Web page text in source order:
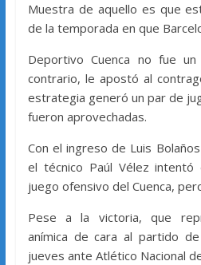
Muestra de aquello es que
de la temporada en que
Deportivo Cuenca no fue
contrario, le apostó al
estrategia generó un par de
fueron aprovechadas.
Con el ingreso de Luis
el técnico Paúl Vélez
juego ofensivo del Cuenca,
Pese a la victoria, que
anímica de cara al partido
jueves ante Atlético Nacional